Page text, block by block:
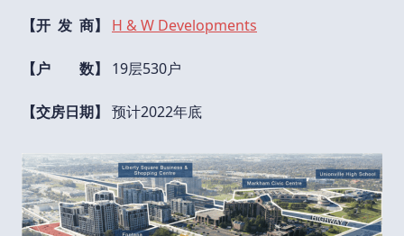
【开 发 商】 H & W Developments
【户 数】 19层530户
【交房日期】 预计2022年底